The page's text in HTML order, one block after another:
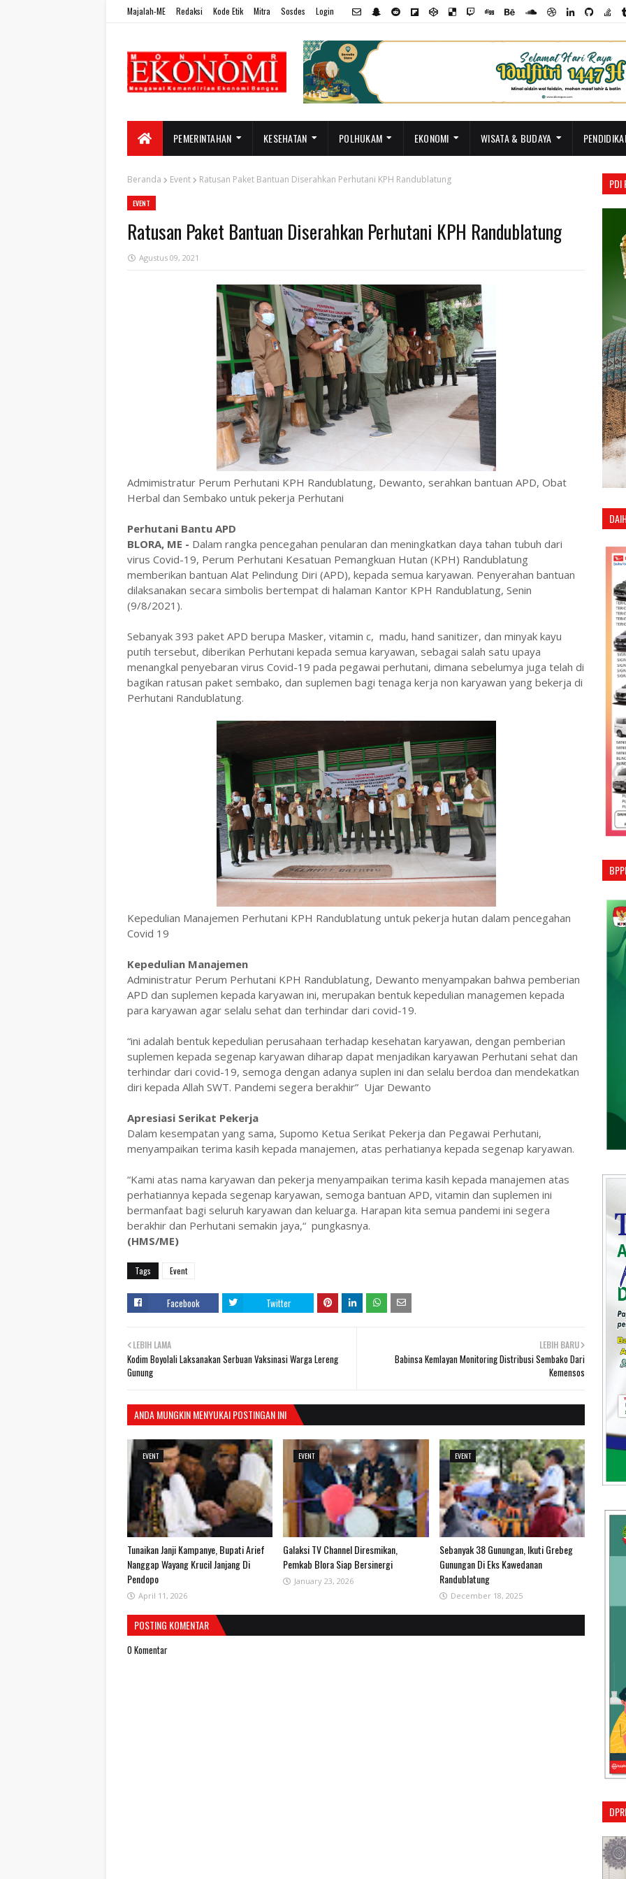
Majalah-ME Redaksi Kode Etik Mitra Sosdes Login
PEMERINTAHAN KESEHATAN POLHUKAM EKONOMI WISATA & BUDAYA
Beranda Event Ratusan Paket Bantuan Diserahkan Perhutani KPH Randublatung
EVENT
Ratusan Paket Bantuan Diserahkan Perhutani KPH Randublatung
Agustus 09, 2021
Admimistratur Perum Perhutani KPH Randublatung, Dewanto, serahkan bantuan APD, Obat
Herbal dan Sembako untuk pekerja Perhutani
Perhutani Bantu APD
BLORA, ME - Dalam rangka pencegahan penularan dan meningkatkan daya tahan tubuh dari
virus Covid-19, Perum Perhutani Kesatuan Pemangkuan Hutan (KPH) Randublatung
memberikan bantuan Alat Pelindung Diri (APD), kepada semua karyawan. Penyerahan bantuan
dilaksanakan secara simbolis bertempat di halaman Kantor KPH Randublatung, Senin
(9/8/2021).
Sebanyak 393 paket APD berupa Masker, vitamin c, madu, hand sanitizer, dan minyak kayu
putih tersebut, diberikan Perhutani kepada semua karyawan, sebagai salah satu upaya
menangkal penyebaran virus Covid-19 pada pegawai perhutani, dimana sebelumya juga telah di
bagikan ratusan paket sembako, dan suplemen bagi tenaga kerja non karyawan yang bekerja di
Perhutani Randublatung.
Kepedulian Manajemen Perhutani KPH Randublatung untuk pekerja hutan dalam pencegahan
Covid 19
Kepedulian Manajemen
Administratur Perum Perhutani KPH Randublatung, Dewanto menyampakan bahwa pemberian
APD dan suplemen kepada karyawan ini, merupakan bentuk kepedulian managemen kepada
para karyawan agar selalu sehat dan terhindar dari covid-19.
“ini adalah bentuk kepedulian perusahaan terhadap kesehatan karyawan, dengan pemberian
suplemen kepada segenap karyawan diharap dapat menjadikan karyawan Perhutani sehat dan
terhindar dari covid-19, semoga dengan adanya suplen ini dan selalu berdoa dan mendekatkan
diri kepada Allah SWT. Pandemi segera berakhir” Ujar Dewanto
Apresiasi Serikat Pekerja
Dalam kesempatan yang sama, Supomo Ketua Serikat Pekerja dan Pegawai Perhutani,
menyampaikan terima kasih kepada manajemen, atas perhatianya kepada segenap karyawan.
“Kami atas nama karyawan dan pekerja menyampaikan terima kasih kepada manajemen atas
perhatiannya kepada segenap karyawan, semoga bantuan APD, vitamin dan suplemen ini
bermanfaat bagi seluruh karyawan dan keluarga. Harapan kita semua pandemi ini segera
berakhir dan Perhutani semakin jaya,“ pungkasnya.
(HMS/ME)
Tags Event
Facebook Twitter
LEBIH BARU
Babinsa Kemlayan Monitoring Distribusi Sembako Dari
Kemensos
LEBIH LAMA
Kodim Boyolali Laksanakan Serbuan Vaksinasi Warga Lereng
Gunung
ANDA MUNGKIN MENYUKAI POSTINGAN INI
EVENT
Tunaikan Janji Kampanye, Bupati Arief
Nanggap Wayang Krucil Janjang Di
Pendopo
April 11, 2026
EVENT
Galaksi TV Channel Diresmikan,
Pemkab Blora Siap Bersinergi
January 23, 2026
EVENT
Sebanyak 38 Gunungan, Ikuti Grebeg
Gunungan Di Eks Kawedanan
Randublatung
December 18, 2025
POSTING KOMENTAR
0 Komentar
PDI